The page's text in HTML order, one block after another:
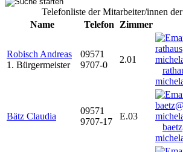
Telefonliste der Mitarbeiter/innen
Name
Telefon Zimmer
Robisch Andreas
1. Bürgermeister
09571
9707-0
2.01
Bätz Claudia
09571
9707-17
E.03